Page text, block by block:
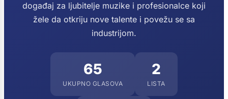
događaj za ljubitelje muzike i profesionalce koji
žele da otkriju nove talente i povežu se sa
industrijom.
65
UKUPNO GLASOVA
2
LISTA